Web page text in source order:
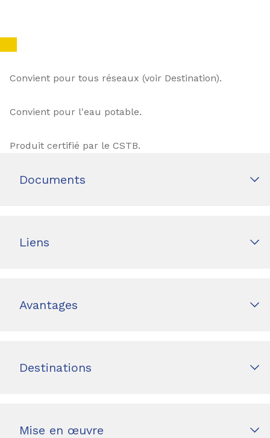
Convient pour tous réseaux (voir Destination).
Convient pour l'eau potable.
Produit certifié par le CSTB.
Documents
Liens
Avantages
Destinations
Mise en œuvre